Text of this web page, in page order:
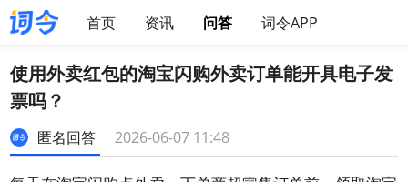
首页 资讯 问答 词令APP
使用外卖红包的淘宝闪购外卖订单能开具电子发
票吗？
匿名回答 2026-06-07 11:48